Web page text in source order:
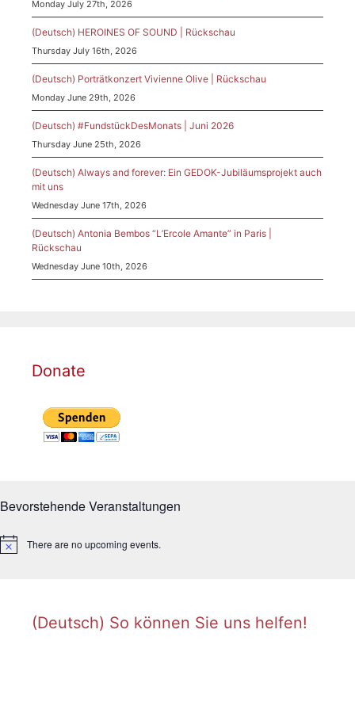
Monday July 27th, 2026
(Deutsch) HEROINES OF SOUND | Rückschau
Thursday July 16th, 2026
(Deutsch) Porträtkonzert Vivienne Olive | Rückschau
Monday June 29th, 2026
(Deutsch) #FundstückDesMonats | Juni 2026
Thursday June 25th, 2026
(Deutsch) Always and forever: Ein GEDOK-Jubiläumsprojekt auch
mit uns
Wednesday June 17th, 2026
(Deutsch) Antonia Bembos “L’Ercole Amante” in Paris |
Rückschau
Wednesday June 10th, 2026
Donate
Bevorstehende Veranstaltungen
N
There are no upcoming events.
(Deutsch) So können Sie uns helfen!